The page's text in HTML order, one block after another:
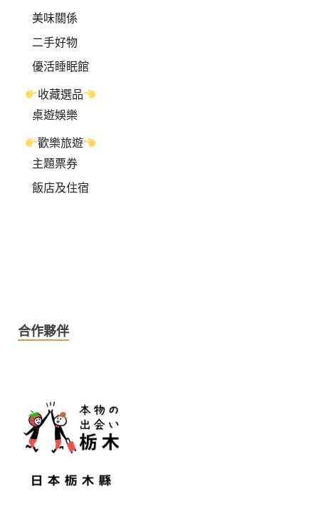
美味關係
二手好物
優活睡眠館
收藏選品
桌遊娛樂
歡樂旅遊
主題票券
飯店及住宿
合作夥伴